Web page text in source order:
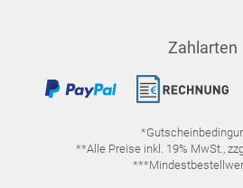
Zahlarten
**Alle Preise inkl. 19% MwSt.,